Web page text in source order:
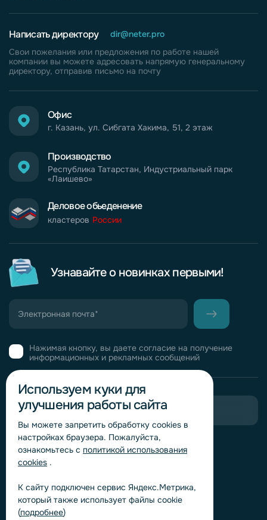
Деловое обьеденение
кластеров России
Производство
Республика Татарстан, Индустриальный парк
«Лаишево»
Офис
г. Казань, ул. Сибгата Хакима, 51, 2 этаж
Написать директору
dir@neter.pro
Свои пожелания или предложения по работе нашей
компании вы можете адресовать напрямую генеральному
директору, отправив письмо на почту
Узнавайте о новинках первыми!
Нажимая кнопку, вы даете согласие на получение
информационных и рекламных сообщений
Горячая линия комплаенс
Обработка персональных данных
Политика обработки файлов cookie
Согласие на обработку персональных данных
«Яндекс.Метрика»
Пригласить в тендер
Используем куки для
улучшения работы сайта
Вы можете запретить обработку сookies в
настройках браузера. Пожалуйста,
ознакомьтесь с политикой использования
cookies .
К сайту подключен сервис Яндекс.Метрика,
который также использует файлы cookie
(подробнее)